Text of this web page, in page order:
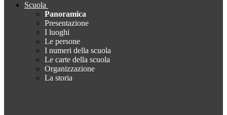
Scuola
Panoramica
Presentazione
I luoghi
Le persone
I numeri della scuola
Le carte della scuola
Organizzazione
La storia